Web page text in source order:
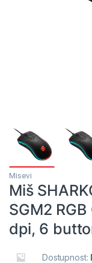
Misevi
Miš
SGM2
dpi, 6
Dostupnost: